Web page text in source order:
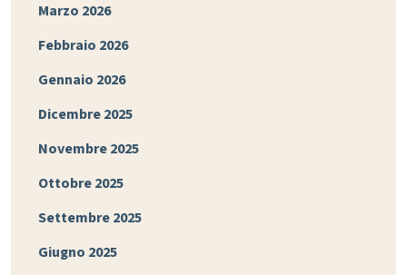
Marzo 2026
Febbraio 2026
Gennaio 2026
Dicembre 2025
Novembre 2025
Ottobre 2025
Settembre 2025
Giugno 2025